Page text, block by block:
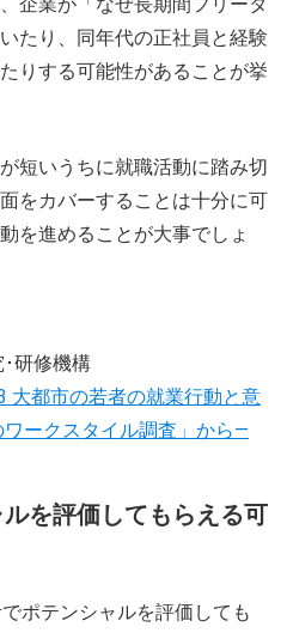
企業が「なぜ長期間フリータ
たり、同年代の正社員と経験
りする可能性があることが挙
短いうちに就職活動に踏み切
をカバーすることは十分に可
を進めることが大事でしょ
研修機構
大都市の若者の就業行動と意
ークスタイル調査」から―
を評価してもらえる可
ポテンシャルを評価しても